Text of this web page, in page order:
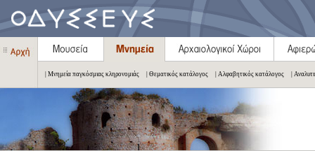
| Μνημεία παγκόσμιας κληρονομιάς | Θεματικός κατάλογος | Αλφαβητικός κατάλογος |